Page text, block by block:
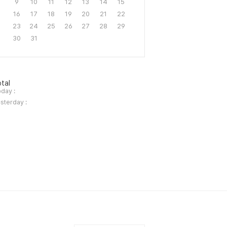
9
10 11 12 13 14
15
16
17 18 19 20 21
22
23
24 25 26 27 28
29
30
31
:
: